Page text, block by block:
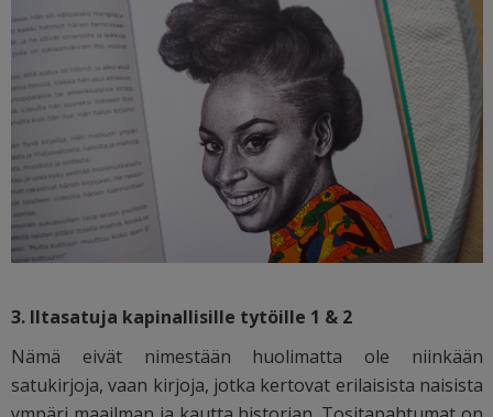
3. Iltasatuja kapinallisille tytöille 1 & 2
Nämä eivät nimestään huolimatta ole niinkään
satukirjoja, vaan kirjoja, jotka kertovat erilaisista naisista